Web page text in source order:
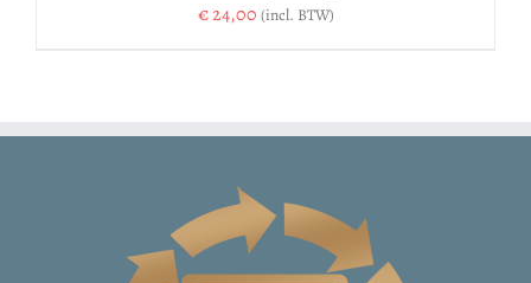
€24,00 (incl. BTW)